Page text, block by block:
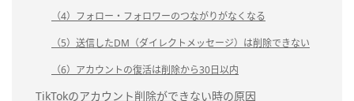
（4）フォロー・フォロワーのつながりがなくなる
（5）送信したDM（ダイレクトメッセージ）は削除できない
（6）アカウントの復活は削除から30日以内
TikTokのアカウント削除ができない時の原因